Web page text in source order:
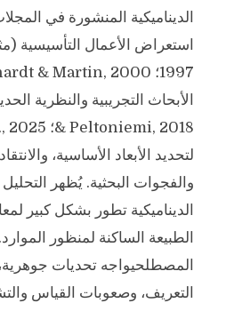
الديناميكية المنشورة في
لتحديد الأبعاد الأساسية،
والفجوات البحثية. يُظهر
الديناميكية تطور بشكل كبير
الطبيعة الساكنة لمنظور
المصطلحيواجه تحديات
التعريف، وصعوبات القياس